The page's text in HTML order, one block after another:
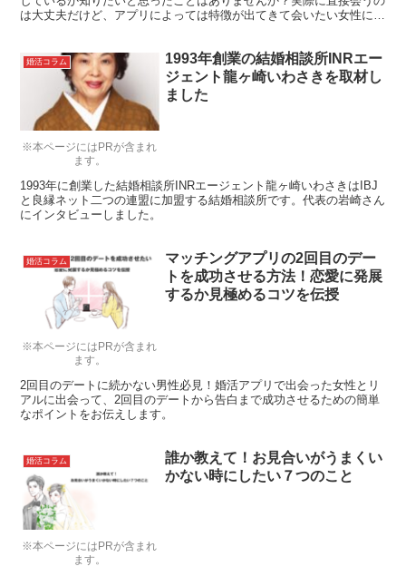
は大丈夫だけど、アプリによっては特徴が出てきて会いたい女性に会
介していきます。実際に直接経験を積んでの意見になるので、もしこ
れからマッチングアプリ「With」を利用しようと考えている方は、ぜ
ひ参考にしてみてください。
※本ページにはPRが含まれ
ます。
婚活コラム
1993年創業の結婚相談所INRエー
ジェント龍ヶ崎いわさきを取材し
ました
1993年に創業した結婚相談所INRエージェント龍ヶ崎いわさきはIBJ
と良縁ネット二つの連盟に加盟する結婚相談所です。代表の岩崎さん
にインタビューしました。
※本ページにはPRが含まれ
ます。
婚活コラム
マッチングアプリの2回目のデー
トを成功させる方法！恋愛に発展
するか見極めるコツを伝授
2回目のデートに続かない男性必見！婚活アプリで出会った女性とリ
アルに出会って、2回目のデートから告白まで成功させるための簡単
なポイントをお伝えします。
※本ページにはPRが含まれ
ます。
婚活コラム
誰か教えて！お見合いがうまくい
かない時にしたい７つのこと